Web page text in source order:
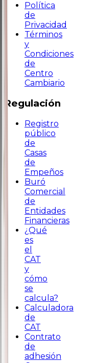
Política
de
Privacidad
Términos
y
Condiciones
de
Centro
Cambiario
Regulación
Registro
público
de
Casas
de
Empeños
Buró
Comercial
de
Entidades
Financieras
¿Qué
es
el
CAT
y
cómo
se
calcula?
Calculadora
de
CAT
Contrato
de
adhesión